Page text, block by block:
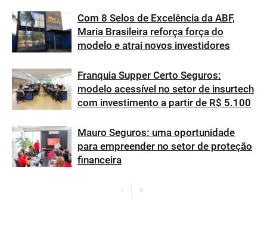
Com 8 Selos de Excelência da ABF,
Maria Brasileira reforça força do
modelo e atrai novos investidores
Franquia Supper Certo Seguros:
modelo acessível no setor de insurtech
com investimento a partir de R$ 5.100
Mauro Seguros: uma oportunidade
para empreender no setor de proteção
financeira